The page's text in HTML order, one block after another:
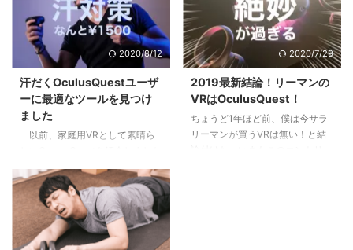
下記に当てはまる場合は出世から
遠ざかっている1.1 他の社員より
研修を受けていない＝あなたの期
待値が下がっている1.2 仕事の内
ずっとそれをやっていてくれ1.3
気にかけてくれる上役、上司がい
ない＝上がるエンジンがない2 そ
んな自分がこんな傾向に陥ってい
りの刺さりポイントを書いてみま
した。 目次1 「鬼滅の刃」と「進
撃の巨人」に共通する点2 魅力
１：多様な人間・鬼の背景に共感
する3 魅力２：人間・人生を見つ
める眼差しの冷静さ、鬼に払う敬
意4 魅力３：鬼VS人間ではなな
く、鬼＝人間からの…5 魅力４：
鬼である人間を切りながらも尊重
2020/8/12
汗だくOculusQuestユーザ
ーに最適なツールを見つけ
ました
以前、家庭用VRとして素晴ら
が、皆様使っていらっしゃいます
でしょうか。このQculusQuestは
フィットネス機器として最高だと
いう話をさせていただきました
が、どうしても汗をかいたときの
VR機器への悪影響が心配でし
2020/7/29
2019最新結論！リーマンの
VRはOculusQuest！
ちょうど1年ほど前、僕は今サラ
リーマンが買うVRは無い！と結